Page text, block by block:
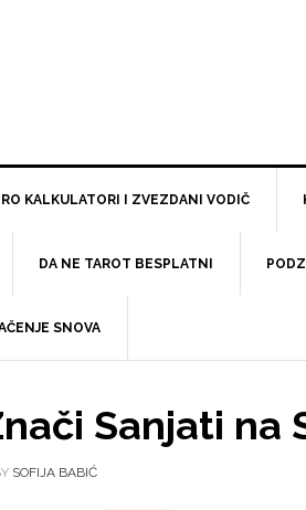
KALKULATORI I ZVEZDANI VODIČ
DA NE TAROT BESPLATNI
SNOVA
Sanjati na
SOFIJA BABIĆ